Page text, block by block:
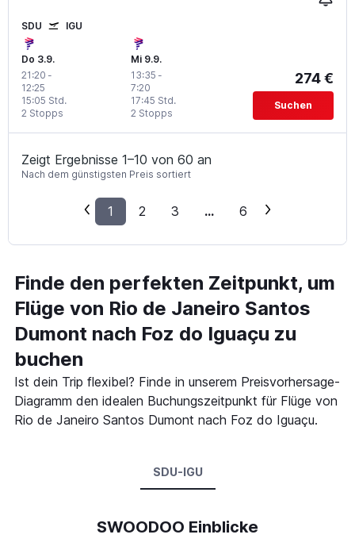
SDU IGU
Do 3.9.
21:20 -
12:25
2 Stopps
15:05 Std.
Mi 9.9.
13:35 -
7:20
2 Stopps
17:45 Std.
274 €
Suchen
Zeigt Ergebnisse 1–10 von 60 an
Nach dem günstigsten Preis sortiert
1 2 3 ... 6
Finde den perfekten Zeitpunkt, um
Flüge von Rio de Janeiro Santos
Dumont nach Foz do Iguaçu zu
buchen
Ist dein Trip flexibel? Finde in unserem Preisvorhersage-
Diagramm den idealen Buchungszeitpunkt für Flüge von
Rio de Janeiro Santos Dumont nach Foz do Iguaçu.
SDU-IGU
SWOODOO Einblicke